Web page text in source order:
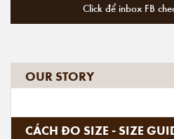
Click để inbox FB
OUR STORY
CÁCH ĐO SIZE - SIZE